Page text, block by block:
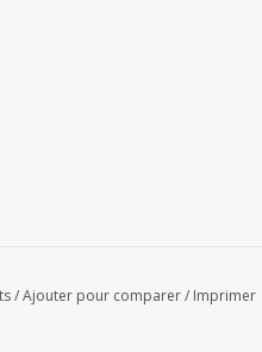
/Ajouter pour comparer/ Imprimer